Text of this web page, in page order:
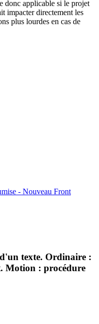
donc applicable si le projet
impacter directement les
plus lourdes en cas de
- Nouveau Front
texte. Ordinaire :
Motion : procédure